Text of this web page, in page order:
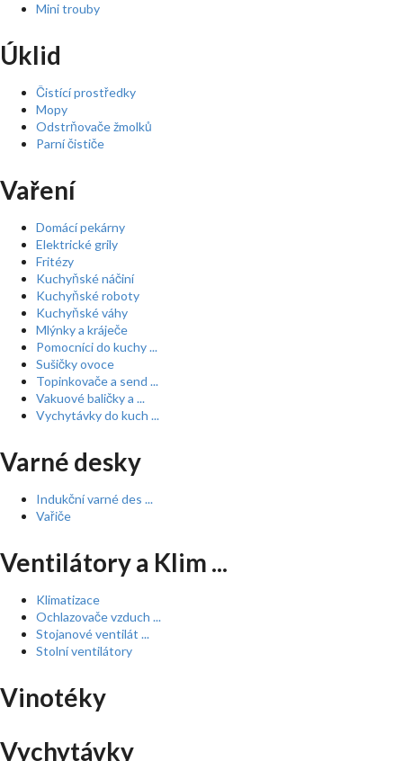
Mini trouby
Úklid
Čistící prostředky
Mopy
Odstrňovače žmolků
Parní čističe
Vaření
Domácí pekárny
Elektrické grily
Fritézy
Kuchyňské náčiní
Kuchyňské roboty
Kuchyňské váhy
Mlýnky a kráječe
Pomocníci do kuchy ...
Sušičky ovoce
Topinkovače a send ...
Vakuové baličky a ...
Vychytávky do kuch ...
Varné desky
Indukční varné des ...
Vařiče
Ventilátory a Klim ...
Klimatizace
Ochlazovače vzduch ...
Stojanové ventilát ...
Stolní ventilátory
Vinotéky
Vychytávky